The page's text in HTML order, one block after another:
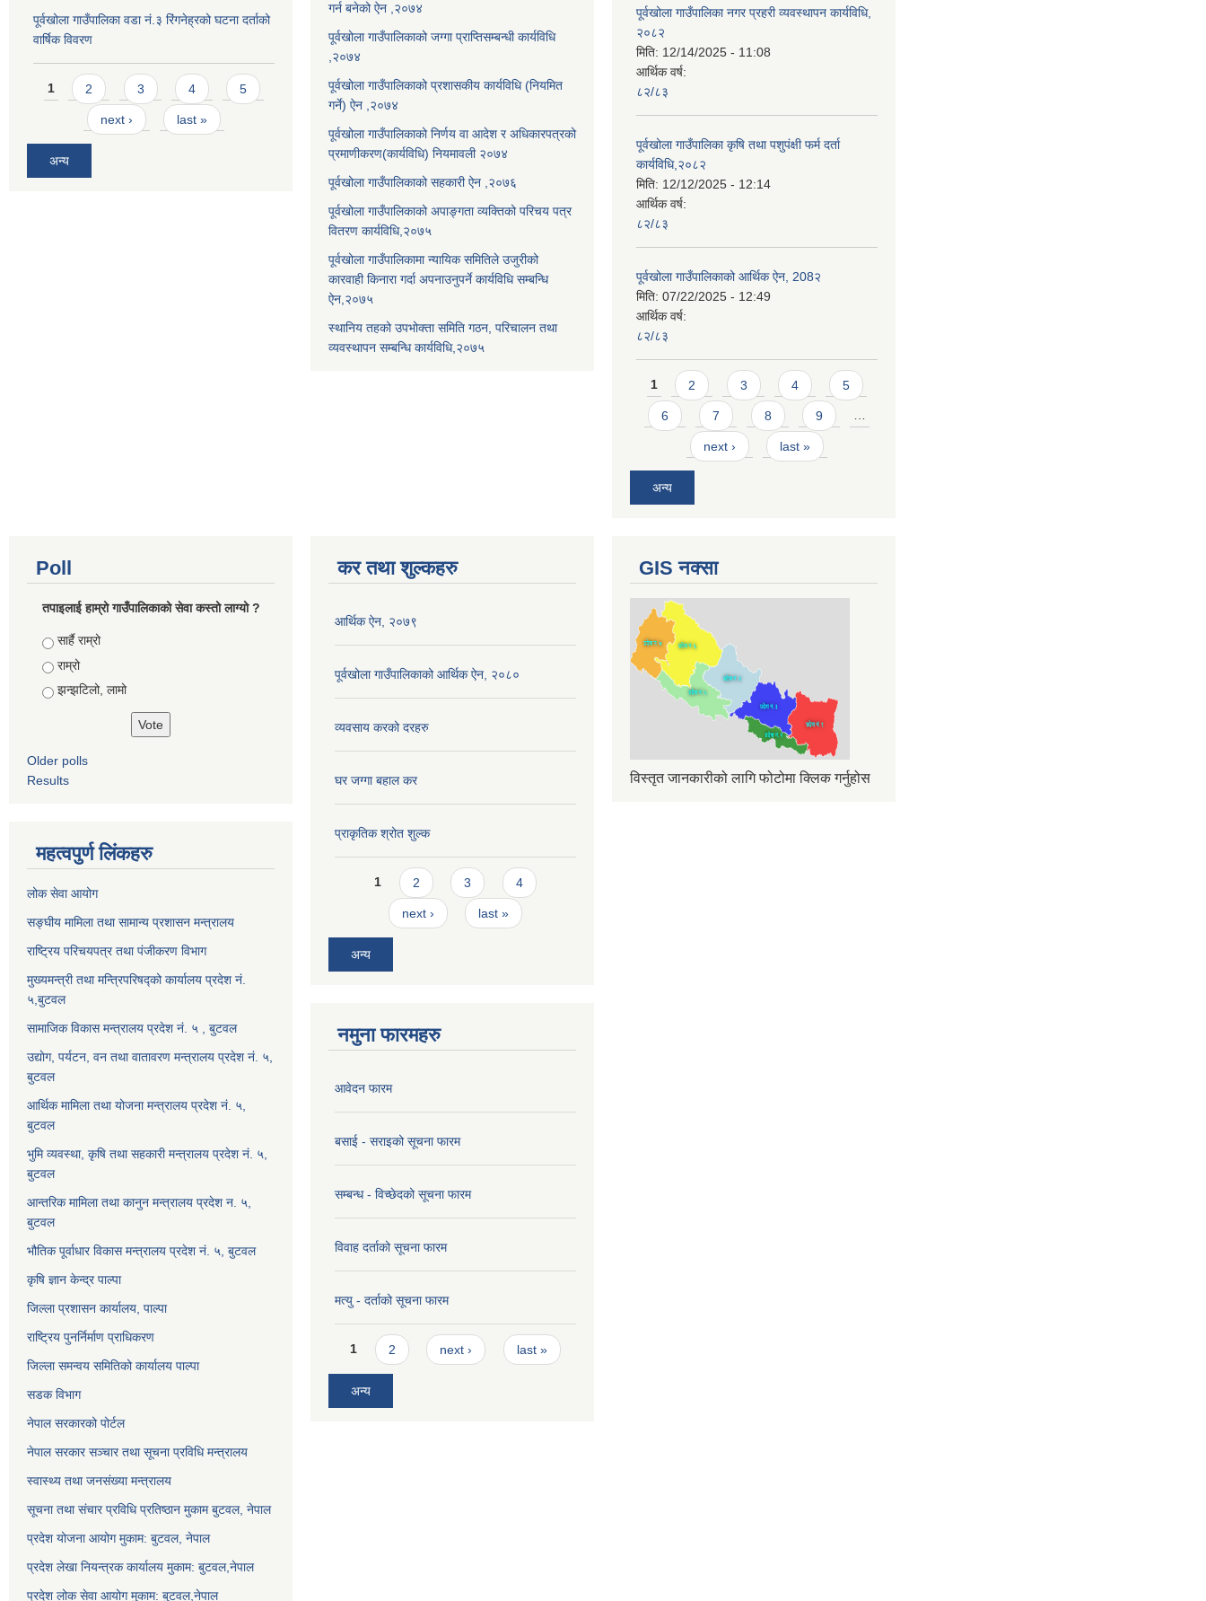
पूर्वखोला गाउँपालिका वडा नं.३ रिंगनेह्रको घटना दर्ताको
वार्षिक विवरण
Pages
1 2 3 4 5
next › last »
अन्य
गर्न बनेको ऐन ,२०७४
पूर्वखोला गाउँपालिकाको जग्गा प्राप्तिसम्बन्धी कार्यविधि
,२०७४
पूर्वखोला गाउँपालिकाको प्रशासकीय कार्यविधि (नियमित
गर्ने) ऐन ,२०७४
पूर्वखोला गाउँपालिकाको निर्णय वा आदेश र अधिकारपत्रको
प्रमाणीकरण(कार्यविधि) नियमावली २०७४
पूर्वखोला गाउँपालिकाको सहकारी ऐन ,२०७६
पूर्वखोला गाउँपालिकाको अपाङ्गता व्यक्तिको परिचय पत्र
वितरण कार्यविधि,२०७५
पूर्वखोला गाउँपालिकामा न्यायिक समितिले उजुरीको
कारवाही किनारा गर्दा अपनाउनुपर्ने कार्यविधि सम्बन्धि
ऐन,२०७५
स्थानिय तहको उपभोक्ता समिति गठन, परिचालन तथा
व्यवस्थापन सम्बन्धि कार्यविधि,२०७५
पूर्वखोला गाउँपालिका नगर प्रहरी व्यवस्थापन कार्यविधि,
२०८२
मिति: 12/14/2025 - 11:08
आर्थिक वर्ष:
८२/८३
पूर्वखोला गाउँपालिका कृषि तथा पशुपंक्षी फर्म दर्ता
कार्यविधि,२०८२
मिति: 12/12/2025 - 12:14
आर्थिक वर्ष:
८२/८३
पूर्वखोला गाउँपालिकाको आर्थिक ऐन, 208२
मिति: 07/22/2025 - 12:49
आर्थिक वर्ष:
८२/८३
Pages
1 2 3 4 5
6 7 8 9 …
next › last »
अन्य
Poll
तपाइलाई हाम्रो गाउँपालिकाको सेवा कस्तो लाग्यो ?
Choices
सार्है राम्रो
राम्रो
झन्झटिलो, लामो
Older polls
Results
महत्वपुर्ण लिंकहरु
लोक सेवा आयोग
सङ्घीय मामिला तथा सामान्य प्रशासन मन्त्रालय
राष्ट्रिय परिचयपत्र तथा पंजीकरण विभाग
मुख्यमन्त्री तथा मन्त्रिपरिषद्को कार्यालय प्रदेश नं.
५,बुटवल
सामाजिक विकास मन्त्रालय प्रदेश नं. ५ , बुटवल
उद्याेग, पर्यटन, वन तथा वातावरण मन्त्रालय प्रदेश नं. ५,
बुटवल
आर्थिक मामिला तथा योजना मन्त्रालय प्रदेश नं. ५,
बुटवल
भुमि व्यवस्था, कृषि तथा सहकारी मन्त्रालय प्रदेश नं. ५,
बुटवल
आन्तरिक मामिला तथा कानुन मन्त्रालय प्रदेश न. ५,
बुटवल
भौतिक पूर्वाधार विकास मन्त्रालय प्रदेश नं. ५, बुटवल
कृषि ज्ञान केन्द्र पाल्पा
जिल्ला प्रशासन कार्यालय, पाल्पा
राष्ट्रिय पुनर्निर्माण प्राधिकरण
जिल्ला समन्वय समितिको कार्यालय पाल्पा
सडक विभाग
नेपाल सरकारको पोर्टल
नेपाल सरकार सञ्‍चार तथा सूचना प्रविधि मन्त्रालय
स्वास्थ्य तथा जनसंख्या मन्त्रालय
सूचना तथा संचार प्रविधि प्रतिष्ठान मुकाम बुटवल, नेपाल
प्रदेश योजना आयोग मुकाम: बुटवल, नेपाल
प्रदेश लेखा नियन्त्रक कार्यालय मुकाम: बुटवल,नेपाल
प्रदेश लोक सेवा आयोग मुकाम: बुटवल,नेपाल
कर तथा शुल्कहरु
आर्थिक ऐन, २०७९
पूर्वखोला गाउँपालिकाको आर्थिक ऐन, २०८०
व्यवसाय करको दरहरु
घर जग्गा बहाल कर
प्राकृतिक श्रोत शुल्क
Pages
1 2 3 4
next › last »
अन्य
नमुना फारमहरु
आवेदन फारम
बसाई - सराइको सूचना फारम
सम्बन्ध - विच्छेदको सूचना फारम
विवाह दर्ताको सूचना फारम
मत्यु - दर्ताको सूचना फारम
Pages
1 2 next › last »
अन्य
GIS नक्सा
विस्तृत जानकारीको लागि फोटोमा क्लिक गर्नुहोस